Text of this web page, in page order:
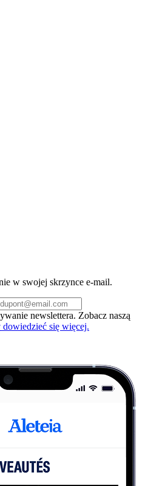
w swojej skrzynce e-mail.
newslettera. Zobacz naszą
się więcej.